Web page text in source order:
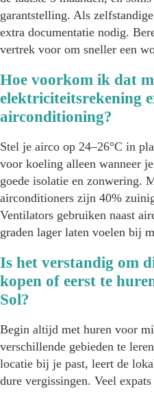
garantstelling. Als
extra documentatie nodig.
vertrek voor om sneller een
Hoe voorkom ik dat
elektriciteitsrekening
airconditioning?
Stel je airco op 24–26°C in
voor koeling alleen wanneer
goede isolatie en zonwering.
airconditioners zijn 40%
Ventilators gebruiken naast
graden lager laten voelen bij
Is het verstandig om
kopen of eerst te
Sol?
Begin altijd met huren voor
verschillende gebieden te
locatie bij je past, leert de
dure vergissingen. Veel